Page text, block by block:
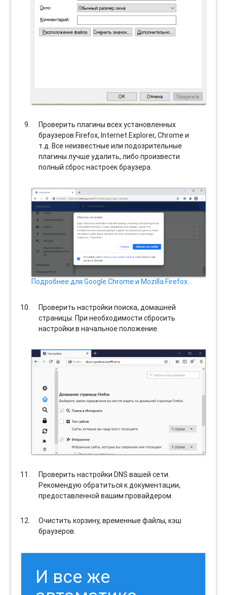
Проверить плагины всех установленных
браузеров Firefox, Internet Explorer, Chrome и
т.д. Все неизвестные или подозрительные
плагины лучше удалить, либо произвести
полный сброс настроек браузера.
Подробнее для Google Chrome и Mozilla Firefox…
Проверить настройки поиска, домашней
страницы. При необходимости сбросить
настройки в начальное положение.
Проверить настройки DNS вашей сети.
Рекомендую обратиться к документации,
предоставленной вашим провайдером.
Очистить корзину, временные файлы, кэш
браузеров.
И все же